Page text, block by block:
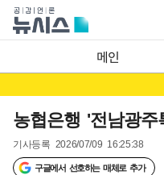
메인
농협은행 '전남광
기사등록 2026/07/09 16:25:38
구글에서 선호하는 매체로 추가